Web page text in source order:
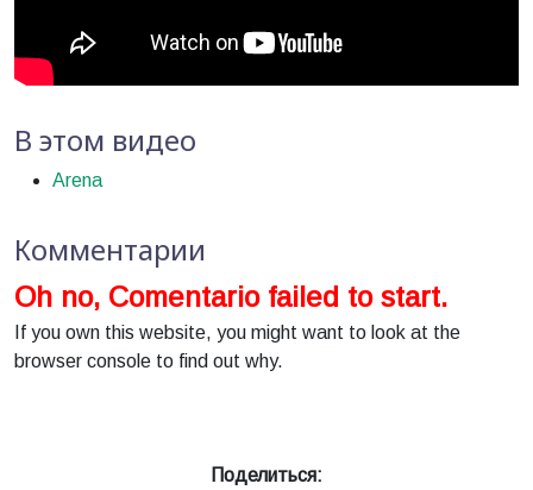
В этом видео
Arena
Комментарии
Oh no, Comentario failed to start.
If you own this website, you might want to look at the
browser console to find out why.
Поделиться: